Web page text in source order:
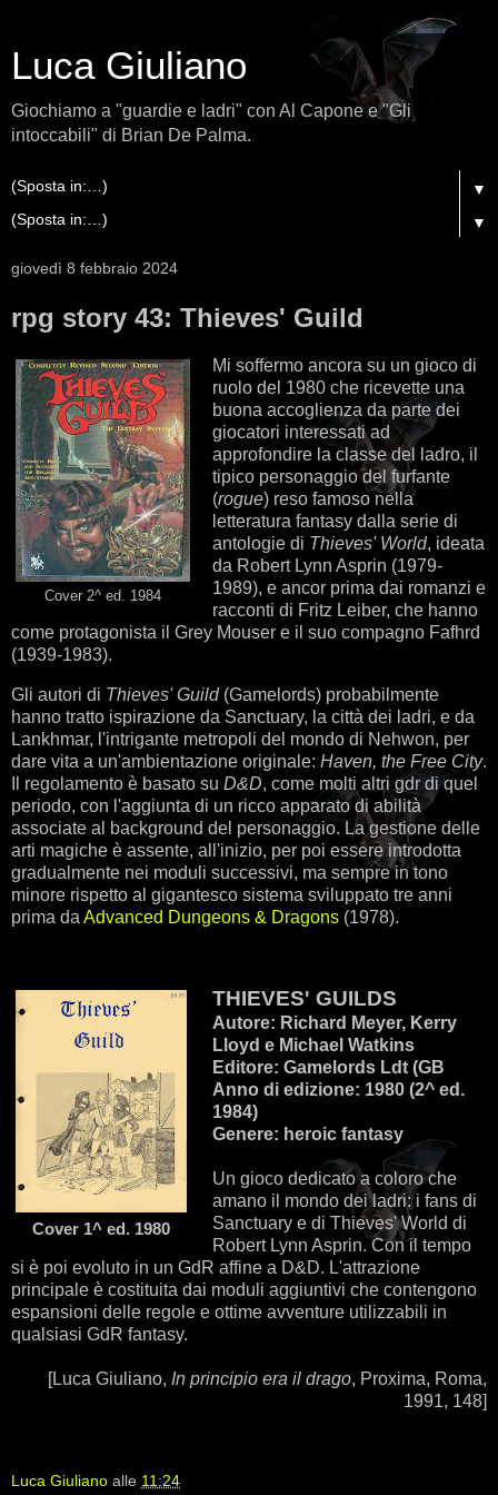
Luca Giuliano
Giochiamo a "guardie e ladri" con Al Capone e "Gli
intoccabili" di Brian De Palma.
▼
▼
giovedì 8 febbraio 2024
rpg story 43: Thieves' Guild
Cover 2^ ed. 1984
Mi soffermo ancora su un gioco di
ruolo del 1980 che ricevette una
buona accoglienza da parte dei
giocatori interessati ad
approfondire la classe del ladro, il
tipico personaggio del furfante
(rogue) reso famoso nella
letteratura fantasy dalla serie di
antologie di Thieves' World, ideata
da Robert Lynn Asprin (1979-
1989), e ancor prima dai romanzi e
racconti di Fritz Leiber, che hanno
come protagonista il Grey Mouser e il suo compagno Fafhrd
(1939-1983).
Gli autori di Thieves' Guild(Gamelords) probabilmente
hanno tratto ispirazione da Sanctuary, la città dei ladri, e da
Lankhmar, l'intrigante metropoli del mondo di Nehwon, per
dare vita a un'ambientazione originale: Haven, the Free City.
Il regolamento è basato su D&D, come molti altri gdr di quel
periodo, con l'aggiunta di un ricco apparato di abilità
associate al background del personaggio. La gestione delle
arti magiche è assente, all'inizio, per poi essere introdotta
gradualmente nei moduli successivi, ma sempre in tono
minore rispetto al gigantesco sistema sviluppato tre anni
prima da Advanced Dungeons & Dragons (1978).
Cover 1^ ed. 1980
THIEVES' GUILDS
Autore: Richard Meyer, Kerry
Lloyd e Michael Watkins
Editore: Gamelords Ldt (GB
Anno di edizione: 1980 (2^ ed.
1984)
Genere: heroic fantasy
Un gioco dedicato a coloro che
amano il mondo dei ladri: i fans di
Sanctuary e di Thieves' World di
Robert Lynn As­prin. Con il tempo
si è poi evoluto in un GdR affine a D&D. L'attrazione
principale è costituita dai moduli aggiuntivi che contengono
espansioni delle regole e ottime avventure utilizzabili in
qualsiasi GdR fantasy.
[Luca Giuliano, In principio era il drago, Proxima, Roma,
1991, 148]
Luca Giuliano alle 11:24